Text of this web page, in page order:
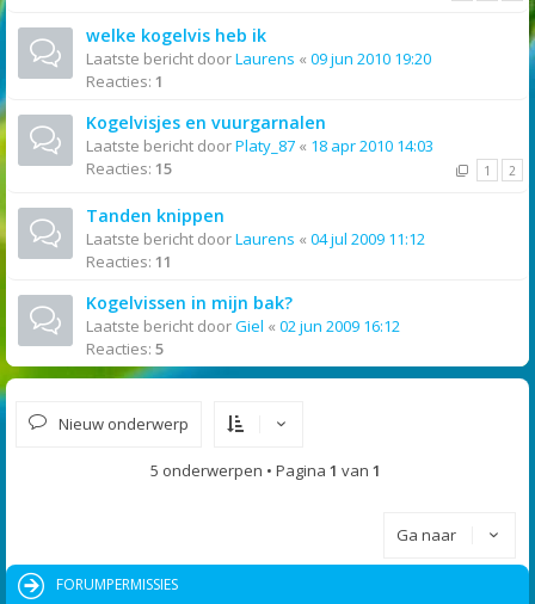
welke kogelvis heb ik
Laatste bericht doorLaurens « 09 jun 2010 19:20
Reacties: 1
Kogelvisjes en vuurgarnalen
Laatste bericht doorPlaty_87 « 18 apr 2010 14:03
Reacties: 15 1 2
Tanden knippen
Laatste bericht doorLaurens « 04 jul 2009 11:12
Reacties: 11
Kogelvissen in mijn bak?
Laatste bericht doorGiel « 02 jun 2009 16:12
Reacties: 5
Nieuw onderwerp
5 onderwerpen • Pagina 1 van 1
Ga naar
FORUMPERMISSIES